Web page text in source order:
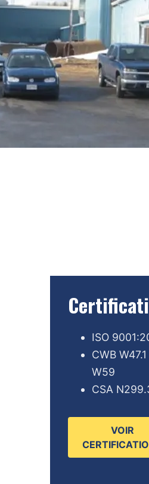
ISO
CWB
W59
CSA
VOIR